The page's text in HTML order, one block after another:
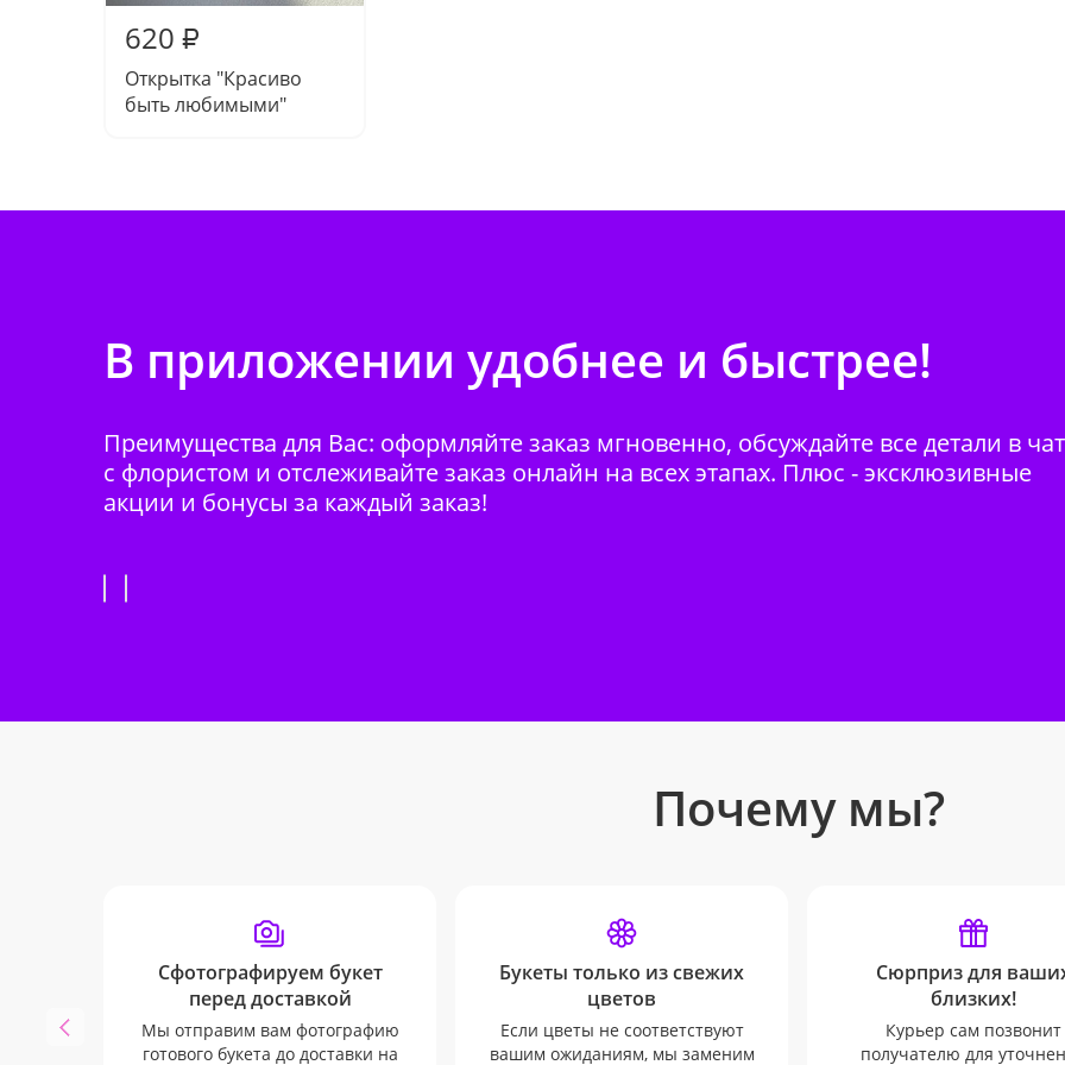
620 ₽
Открытка "Красиво
быть любимыми"
В приложении удобнее и быстрее!
Преимущества для Вас: оформляйте заказ мгновенно, обсуждайте все детали в
с флористом и отслеживайте заказ онлайн на всех этапах. Плюс - эксклюзивные
акции и бонусы за каждый заказ!
Почему мы?
Сфотографируем букет
перед доставкой
Мы отправим вам фотографию
готового букета до доставки на
Букеты только из свежих
цветов
Если цветы не соответствуют
вашим ожиданиям, мы заменим
Сюрприз для
близких!
Курьер сам позвонит
получателю для